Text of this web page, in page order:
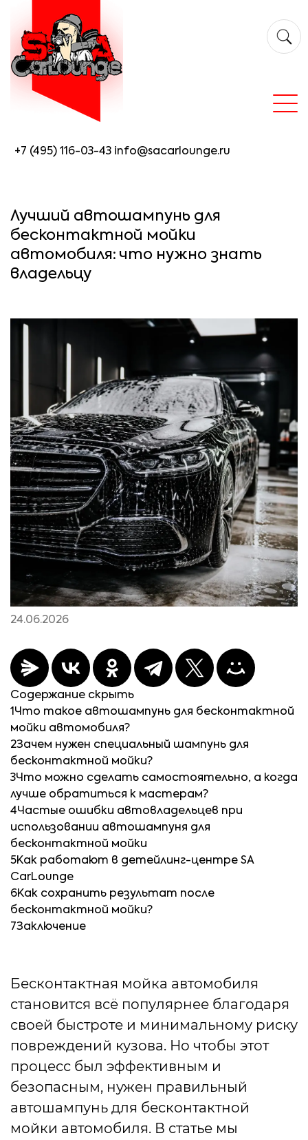
+7 (495) 116-03-43 info@sacarlounge.ru
Лучший автошампунь для
бесконтактной мойки
автомобиля: что нужно знать
владельцу
24.06.2026
Содержание скрыть
1 Что такое автошампунь для бесконтактной
мойки автомобиля?
2Зачем нужен специальный шампунь для
бесконтактной мойки?
3Что можно сделать самостоятельно, а когда
лучше обратиться к мастерам?
4Частые ошибки автовладельцев при
использовании автошампуня для
бесконтактной мойки
5Как работают в детейлинг-центре SA
CarLounge
6Как сохранить результат после
бесконтактной мойки?
7Заключение
Бесконтактная мойка автомобиля
становится всё популярнее благодаря
своей быстроте и минимальному риску
повреждений кузова. Но чтобы этот
процесс был эффективным и
безопасным, нужен правильный
автошампунь для бесконтактной
мойки автомобиля. В статье мы